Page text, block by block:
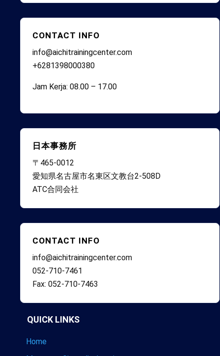
CONTACT INFO
info@aichitrainingcenter.com
+6281398000380
Jam Kerja: 08.00 – 17.00
日本事務所
〒465-0012
愛知県名古屋市名東区文教台2-508D
ATC合同会社
CONTACT INFO
info@aichitrainingcenter.com
052-710-7461
Fax: 052-710-7463
QUICK LINKS
Home